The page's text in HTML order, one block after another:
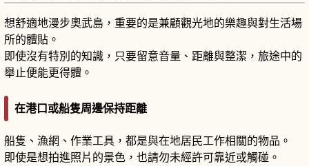
想舒適地漫步奧武島，重要的是兼顧觀光地的樂趣與對生活場
所的體貼。
即使沒有特別的知識，只要留意音量、距離與整潔，旅途中的
舉止便能更得體。
在港口或船隻周邊保持距離
船隻、漁網、作業工具，都是與在地居民工作相關的物品。
即使是想拍進照片的景色，也請勿未經許可靠近或觸碰。